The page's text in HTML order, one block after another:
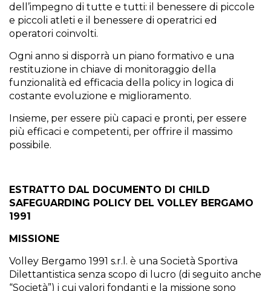
dell’impegno di tutte e tutti: il benessere di piccole
e piccoli atleti e il benessere di operatrici ed
operatori coinvolti.
Ogni anno si disporrà un piano formativo e una
restituzione in chiave di monitoraggio della
funzionalità ed efficacia della policy in logica di
costante evoluzione e miglioramento.
Insieme, per essere più capaci e pronti, per essere
più efficaci e competenti, per offrire il massimo
possibile.
ESTRATTO DAL DOCUMENTO DI CHILD
SAFEGUARDING POLICY DEL VOLLEY BERGAMO
1991
MISSIONE
Volley Bergamo 1991 s.r.l. è una Società Sportiva
Dilettantistica senza scopo di lucro (di seguito anche
“Società”) i cui valori fondanti e la missione sono